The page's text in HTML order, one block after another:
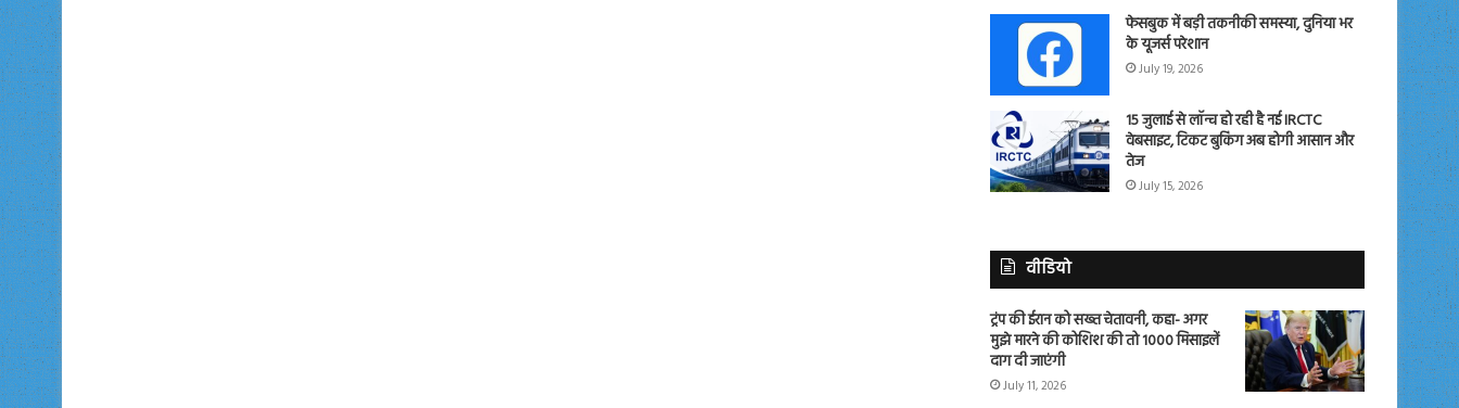
फेसबुक में बड़ी तकनीकी समस्या, दुनिया भर
के यूजर्स परेशान
July 19, 2026
15 जुलाई से लॉन्च हो रही है नई IRCTC
वेबसाइट, टिकट बुकिंग अब होगी आसान और
तेज
July 15, 2026
वीडियो
ट्रंप की ईरान को सख्त चेतावनी, कहा- अगर
मुझे मारने की कोशिश की तो 1000 मिसाइलें
दाग दी जाएंगी
July 11, 2026